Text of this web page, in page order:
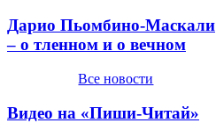
Дарио Пьомбино-Маскали
– о тленном и о вечном
Все новости
Видео на «Пиши-Читай»